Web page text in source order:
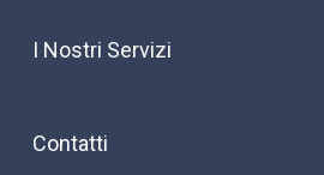
I Nostri Servizi
Contatti